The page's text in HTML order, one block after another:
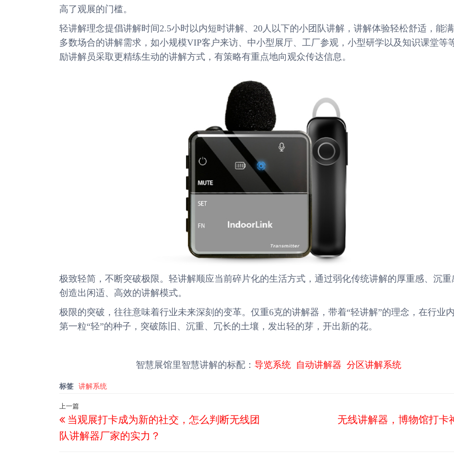
高了观展的门槛。
轻讲解理念提倡讲解时间2.5小时以内短时讲解、20人以下的小团队讲解，讲解体验轻松舒适，能
多数场合的讲解需求，如小规模VIP客户来访、中小型展厅、工厂参观，小型研学以及知识课堂等
励讲解员采取更精练生动的讲解方式，有策略有重点地向观众传达信息。
极致轻简，不断突破极限。轻讲解顺应当前碎片化的生活方式，通过弱化传统讲解的厚重感、沉重
创造出闲适、高效的讲解模式。
极限的突破，往往意味着行业未来深刻的变革。仅重6克的讲解器，带着“轻讲解”的理念，在行业
第一粒“轻”的种子，突破陈旧、沉重、冗长的土壤，发出轻的芽，开出新的花。
智慧展馆里智慧讲解的标配： 导览系统 自动讲解器 分区讲解系统
标签 讲解系统
文
章
导
上
一
篇
上一篇
当观展打卡成为新的社交，怎么判断无线团
队讲解器厂家的实力？
无线讲解器，博物馆打卡